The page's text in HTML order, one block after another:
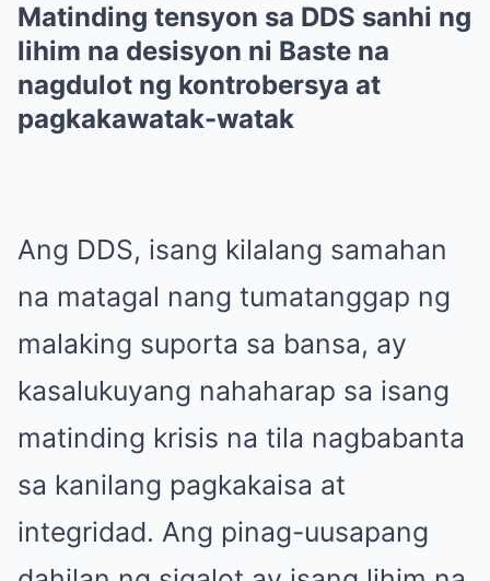
Matinding tensyon sa DDS sanhi ng
lihim na desisyon ni Baste na
nagdulot ng kontrobersya at
pagkakawatak-watak
Ang DDS, isang kilalang samahan
na matagal nang tumatanggap ng
malaking suporta sa bansa, ay
kasalukuyang nahaharap sa isang
matinding krisis na tila nagbabanta
sa kanilang pagkakaisa at
integridad. Ang pinag-uusapang